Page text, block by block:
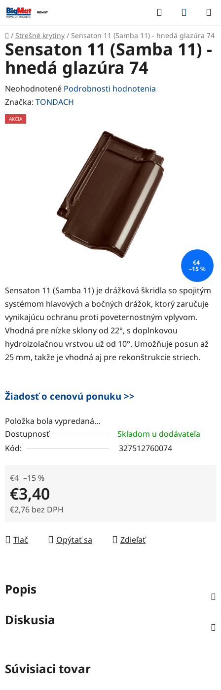
Prejsť
na
obsah
Hľadať
KOŠÍK
Domov
/ Strešné krytiny / Sensaton 11 (Samba 11) - hnedá glazúra 74
Sensaton 11 (Samba 11) je drážková škridla so spojitým
systémom hlavových a bočných drážok, ktorý zaručuje
vynikajúcu ochranu proti poveternostným vplyvom.
Vhodná pre nízke sklony od 22°, s doplnkovou
hydroizolačnou vrstvou už od 10°. Umožňuje posun až
25 mm, takže je vhodná aj pre rekonštrukcie striech.
Žiadosť o cenovú ponuku >>
Položka bola vypredaná…
Dostupnosť
Skladom u dodávateľa
Kód:
327512760074
€4 –15 %
€3,40
€2,76 bez DPH
Tlač
Opýtať sa Zdieľať
Sensaton 11 (Samba 11) -
hnedá glazúra 74
Priemerné
hodnotenie
produktu
Neohodnotené Podrobnosti hodnotenia
Značka: TONDACH
AKCIA
€4
–15 %
Popis
Diskusia
Súvisiaci tovar